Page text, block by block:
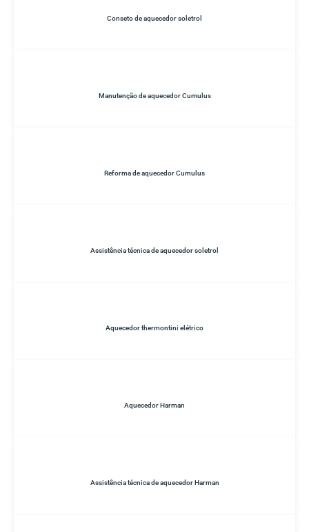
Conseto de aquecedor soletrol
Manutenção de aquecedor Cumulus
Reforma de aquecedor Cumulus
Assistência técnica de aquecedor soletrol
Aquecedor thermontini elétrico
Aquecedor Harman
Assistência técnica de aquecedor Harman